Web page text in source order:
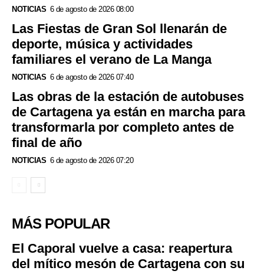
NOTICIAS 6 de agosto de 2026 08:00
Las Fiestas de Gran Sol llenarán de
deporte, música y actividades
familiares el verano de La Manga
NOTICIAS 6 de agosto de 2026 07:40
Las obras de la estación de autobuses
de Cartagena ya están en marcha para
transformarla por completo antes de
final de año
NOTICIAS 6 de agosto de 2026 07:20
MÁS POPULAR
El Caporal vuelve a casa: reapertura
del mítico mesón de Cartagena con su